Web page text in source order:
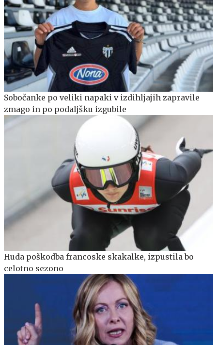
Sobočanke po veliki napaki v izdihljajih zapravile
zmago in po podaljšku izgubile
Huda poškodba francoske skakalke, izpustila bo
celotno sezono